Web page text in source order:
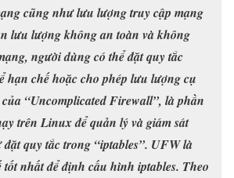
cũng như lưu lượng truy cập mạng
lưu lượng không an toàn và không
người dùng có thể đặt quy tắc
hạn chế hoặc cho phép lưu lượng cụ
“Uncomplicated Firewall”, là phần
trên Linux để quản lý và giám sát
quy tắc trong “iptables”. UFW là
nhất để định cấu hình iptables. Theo